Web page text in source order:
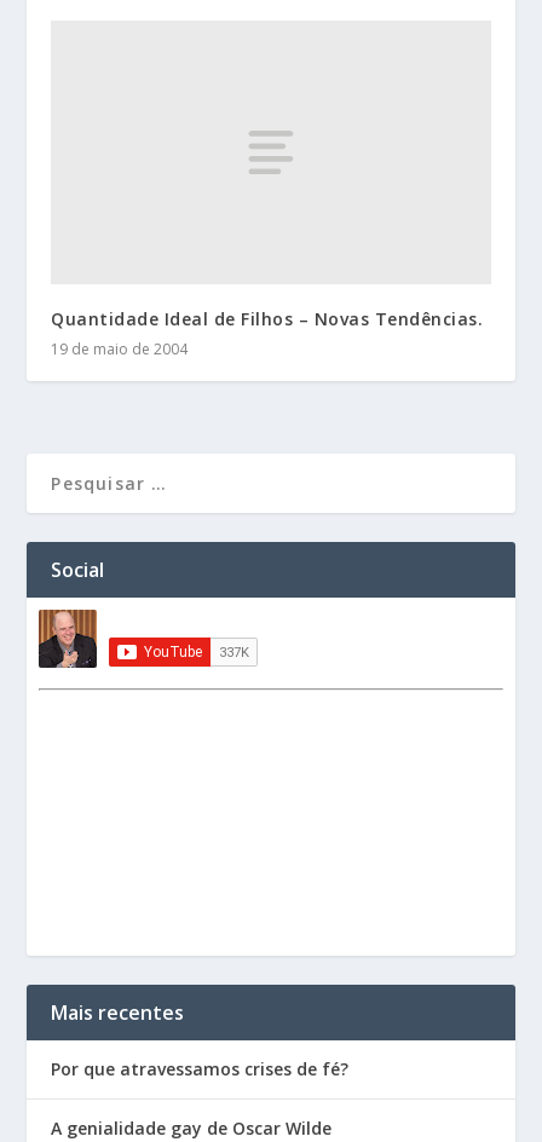
Quantidade Ideal de Filhos – Novas Tendências.
19 de maio de 2004
Social
Mais recentes
Por que atravessamos crises de fé?
A genialidade gay de Oscar Wilde